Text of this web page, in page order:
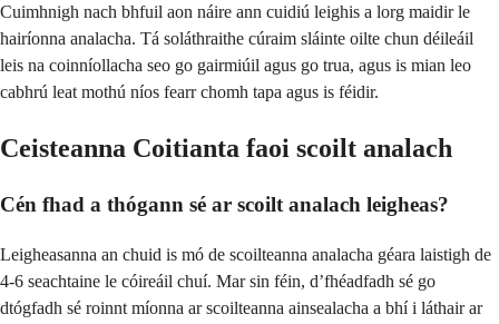
Cuimhnigh nach bhfuil aon náire ann cuidiú leighis a lorg maidir le
hairíonna analacha. Tá soláthraithe cúraim sláinte oilte chun déileáil
leis na coinníollacha seo go gairmiúil agus go trua, agus is mian leo
cabhrú leat mothú níos fearr chomh tapa agus is féidir.
Ceisteanna Coitianta faoi scoilt analach
Cén fhad a thógann sé ar scoilt analach leigheas?
Leigheasanna an chuid is mó de scoilteanna analacha géara laistigh de
4-6 seachtaine le cóireáil chuí. Mar sin féin, d’fhéadfadh sé go
dtógfadh sé roinnt míonna ar scoilteanna ainsealacha a bhí i láthair ar